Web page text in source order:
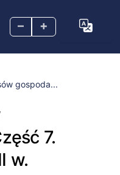
– +
gospoda...
7.
w.